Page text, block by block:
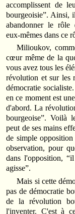
accomplissent de
bourgeoisie”. Ainsi,
abandonner le rôle
eux‑mêmes dans ce
Milioukov,
cœur même de la
vous avez tous les
révolution et sur les
démocratie
en ce moment est
d'abord. La
bourgeoise”. Voilà
peut de ses mains
de simple
observation, pour
dans l'opposition,
agisse”.
Mais si cette
pas de démocratie
de la révolution
l'inventer. C'est à